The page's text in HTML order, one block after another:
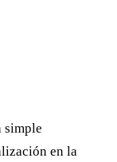
simple
en la